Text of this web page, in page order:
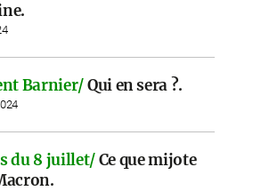
Barnier/Qui en sera ?.
du 8 juillet/Ce que mijote